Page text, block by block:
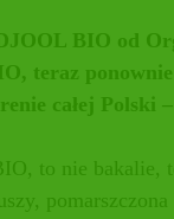
BIO od
teraz
całej Polski
to nie bakalie,